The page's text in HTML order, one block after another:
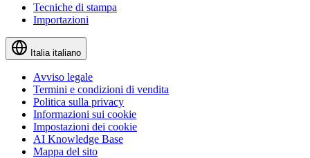
Tecniche di stampa
Importazioni
Italia italiano
Avviso legale
Termini e condizioni di vendita
Politica sulla privacy
Informazioni sui cookie
Impostazioni dei cookie
AI Knowledge Base
Mappa del sito